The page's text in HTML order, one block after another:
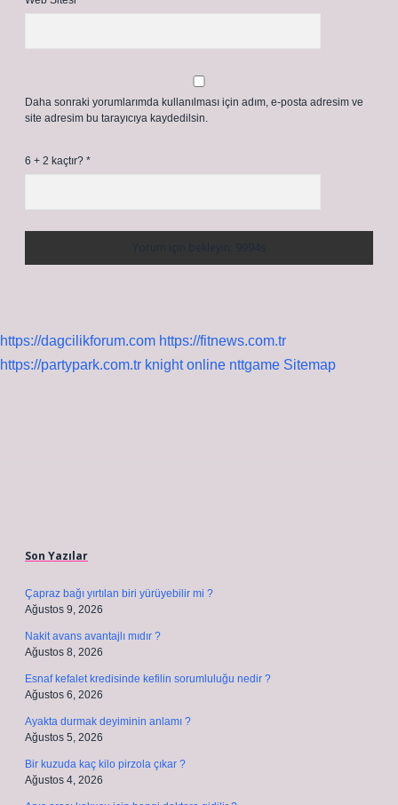
Daha sonraki yorumlarımda kullanılması için adım, e-posta adresim ve
site adresim bu tarayıcıya kaydedilsin.
6 + 2 kaçtır? *
https://dagcilikforum.com https://fitnews.com.tr
https://partypark.com.tr knight online nttgame Sitemap
Son Yazılar
Çapraz bağı yırtılan biri yürüyebilir mi ?
Ağustos 9, 2026
Nakit avans avantajlı mıdır ?
Ağustos 8, 2026
Esnaf kefalet kredisinde kefilin sorumluluğu nedir ?
Ağustos 6, 2026
Ayakta durmak deyiminin anlamı ?
Ağustos 5, 2026
Bir kuzuda kaç kilo pirzola çıkar ?
Ağustos 4, 2026